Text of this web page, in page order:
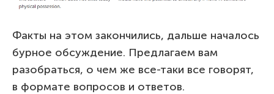
Факты на этом закончились, дальше началось
бурное обсуждение. Предлагаем вам
разобраться, о чем же все-таки все говорят,
в формате вопросов и ответов.